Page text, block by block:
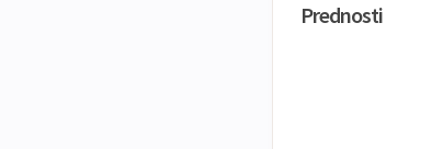
Prednosti